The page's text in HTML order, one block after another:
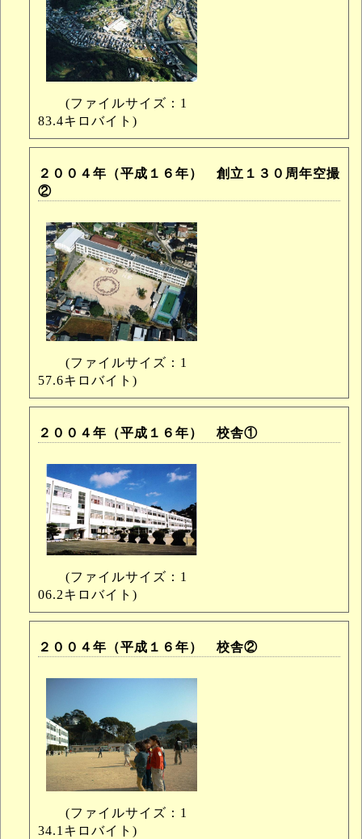
(ファイルサイズ：1
83.4キロバイト)
２００４年（平成１６年） 創立１３０周年空撮
②
(ファイルサイズ：1
57.6キロバイト)
２００４年（平成１６年） 校舎①
(ファイルサイズ：1
06.2キロバイト)
２００４年（平成１６年） 校舎②
(ファイルサイズ：1
34.1キロバイト)